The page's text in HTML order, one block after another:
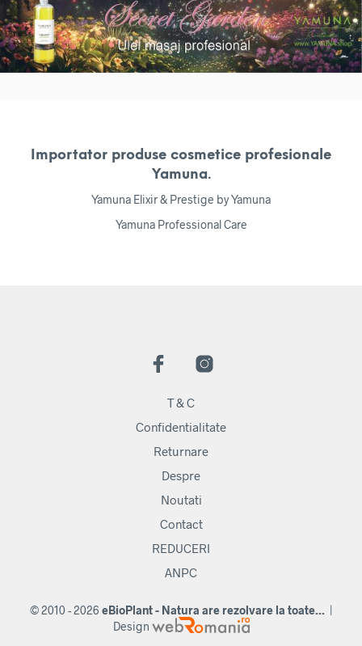
Importator produse cosmetice profesionale
Yamuna.
Yamuna Elixir & Prestige by Yamuna
Yamuna Professional Care
T & C
Confidentialitate
Returnare
Despre
Noutati
Contact
REDUCERI
ANPC
© 2010 - 2026 eBioPlant - Natura are rezolvare la toate... |
Design